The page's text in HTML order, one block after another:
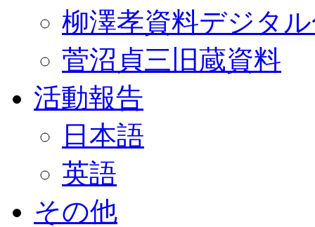
柳澤孝資料デジタ
菅沼貞三旧蔵資料
活動報告
日本語
英語
その他